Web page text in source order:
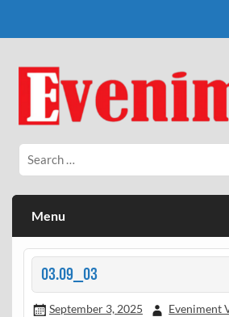
Eveniment Valcean
Menu
03.09_03
September 3, 2025 Eveniment